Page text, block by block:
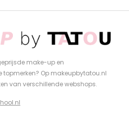
make-up en
topmerken? Op makeupbytatou.nl
van verschillende webshops.